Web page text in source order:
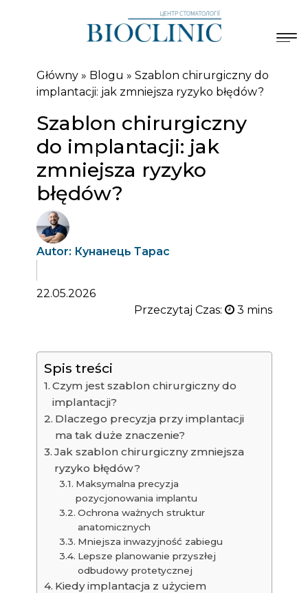
Główny» Blogu » Szablon chirurgiczny do
implantacji: jak zmniejsza ryzyko błędów?
Szablon chirurgiczny
do implantacji: jak
zmniejsza ryzyko
błędów?
Autor: Кунанець Тарас
22.05.2026
Przeczytaj Czas:
Spis treści
Czym jest szablon chirurgiczny do
implantacji?
Dlaczego precyzja przy implantacji
ma tak duże znaczenie?
Jak szablon chirurgiczny zmniejsza
ryzyko błędów?
Maksymalna precyzja
pozycjonowania implantu
Ochrona ważnych struktur
anatomicznych
Mniejsza inwazyjność zabiegu
Lepsze planowanie przyszłej
odbudowy protetycznej
Kiedy implantacja z użyciem